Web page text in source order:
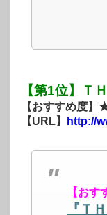
【第1位】Ｔ
【おすすめ
【URL】
http://
【おす
『Ｔ